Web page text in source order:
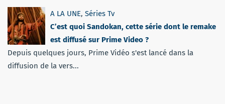
A LA UNE, Séries Tv
C’est quoi Sandokan, cette série dont le remake
est diffusé sur Prime Video ?
Depuis quelques jours, Prime Vidéo s'est lancé dans la
diffusion de la vers...